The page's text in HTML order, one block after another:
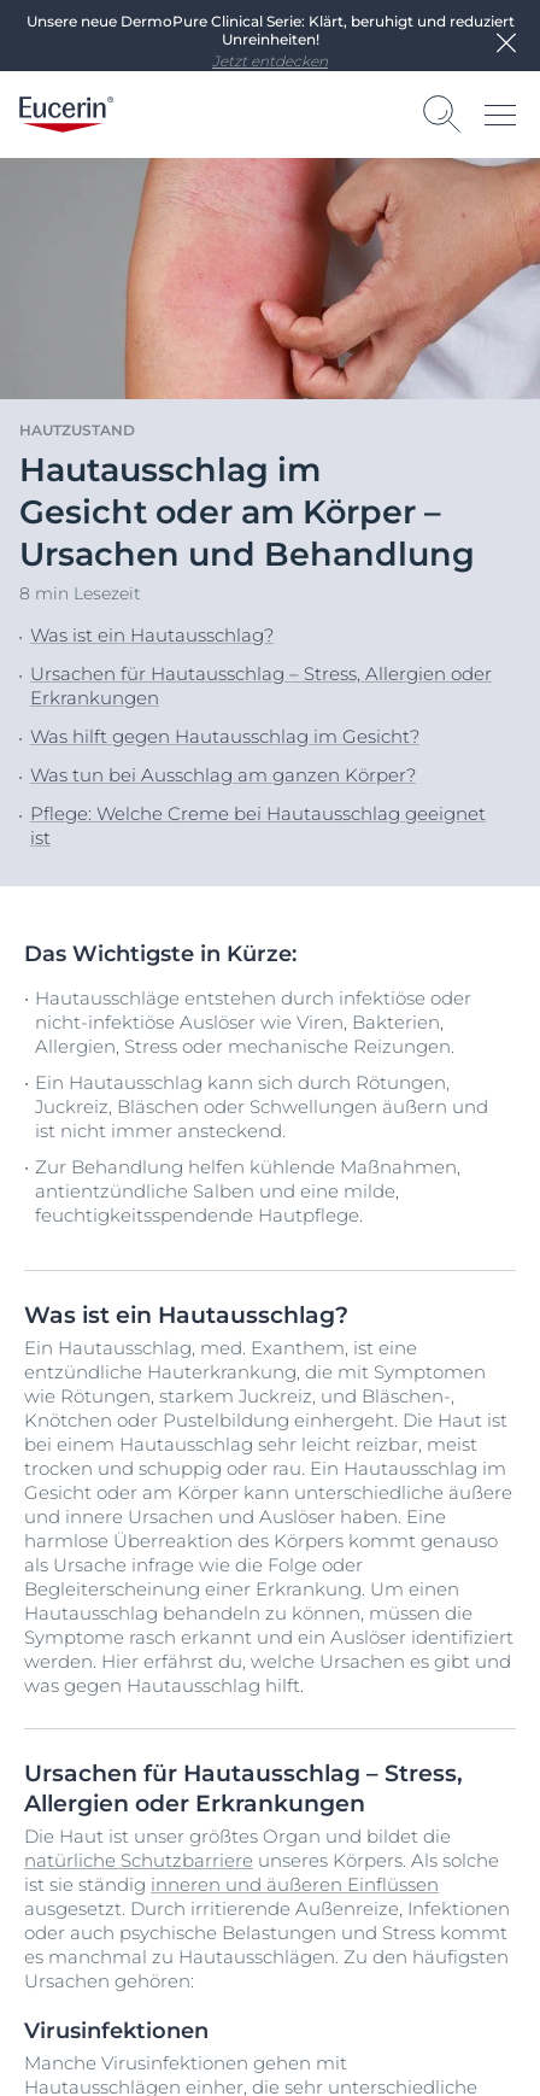
Unsere neue DermoPure Clinical Serie: Klärt, beruhigt und reduziert
Unreinheiten!
Jetzt entdecken
HAUTZUSTAND
Hautausschlag im
Gesicht oder am Körper –
Ursachen und Behandlung
8 min Lesezeit
Was ist ein Hautausschlag?
Ursachen für Hautausschlag – Stress, Allergien oder
Erkrankungen
Was hilft gegen Hautausschlag im Gesicht?
Was tun bei Ausschlag am ganzen Körper?
Pflege: Welche Creme bei Hautausschlag geeignet
ist
Das Wichtigste in Kürze:
Hautausschläge entstehen durch infektiöse oder
nicht-infektiöse Auslöser wie Viren, Bakterien,
Allergien, Stress oder mechanische Reizungen.
Ein Hautausschlag kann sich durch Rötungen,
Juckreiz, Bläschen oder Schwellungen äußern und
ist nicht immer ansteckend.
Zur Behandlung helfen kühlende Maßnahmen,
antientzündliche Salben und eine milde,
feuchtigkeitsspendende Hautpflege.
Was ist ein Hautausschlag?
Ein Hautausschlag, med. Exanthem, ist eine
entzündliche Hauterkrankung, die mit Symptomen
wie Rötungen, starkem Juckreiz, und Bläschen-,
Knötchen oder Pustelbildung einhergeht. Die Haut ist
bei einem Hautausschlag sehr leicht reizbar, meist
trocken und schuppig oder rau. Ein Hautausschlag im
Gesicht oder am Körper kann unterschiedliche äußere
und innere Ursachen und Auslöser haben. Eine
harmlose Überreaktion des Körpers kommt genauso
als Ursache infrage wie die Folge oder
Begleiterscheinung einer Erkrankung. Um einen
Hautausschlag behandeln zu können, müssen die
Symptome rasch erkannt und ein Auslöser identifiziert
werden. Hier erfährst du, welche Ursachen es gibt und
was gegen Hautausschlag hilft.
Ursachen für Hautausschlag – Stress,
Allergien oder Erkrankungen
Die Haut ist unser größtes Organ und bildet die
natürliche Schutzbarriere unseres Körpers. Als solche
ist sie ständig inneren und äußeren Einflüssen
ausgesetzt. Durch irritierende Außenreize, Infektionen
oder auch psychische Belastungen und Stress kommt
es manchmal zu Hautausschlägen. Zu den häufigsten
Ursachen gehören:
Virusinfektionen
Manche Virusinfektionen gehen mit
Hautausschlägen einher, die sehr unterschiedliche